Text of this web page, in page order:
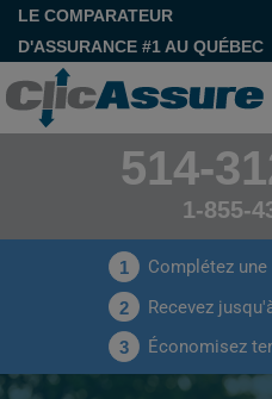
LE COMPARATEUR
D'ASSURANCE #1 AU QUÉBEC
514-
1-855-
1 Complétez une
2 Recevez
3 Économisez